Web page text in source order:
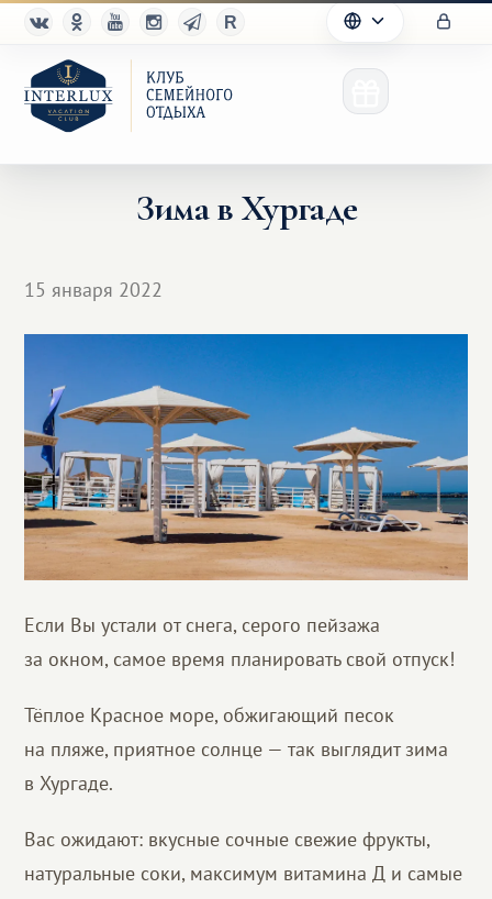
Преимущества
Благотворительность
Зима в Хургаде
15 января 2022
Если Вы устали от снега, серого пейзажа
за окном, самое время планировать свой отпуск!
Тёплое Красное море, обжигающий песок
на пляже, приятное солнце — так выглядит зима
в Хургаде.
Вас ожидают: вкусные сочные свежие фрукты,
натуральные соки, максимум витамина Д и самые